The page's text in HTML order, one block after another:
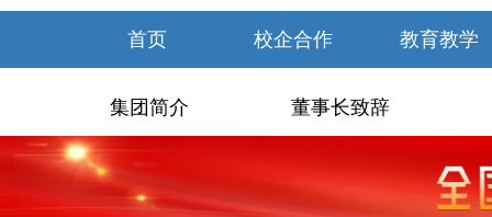
首页 校企合作 教育教学
集团简介 董事长致辞